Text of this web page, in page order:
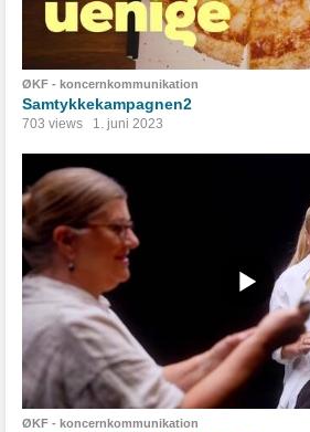
ØKF - koncernkommunikation
Samtykkekampagnen2
703 views 1. juni 2023
ØKF - koncernkommunikation